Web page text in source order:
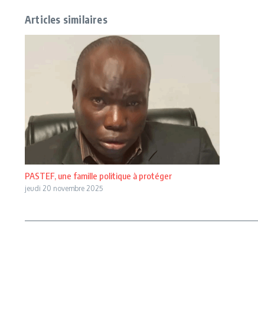
Articles similaires
PASTEF, une famille politique à protéger
jeudi 20 novembre 2025